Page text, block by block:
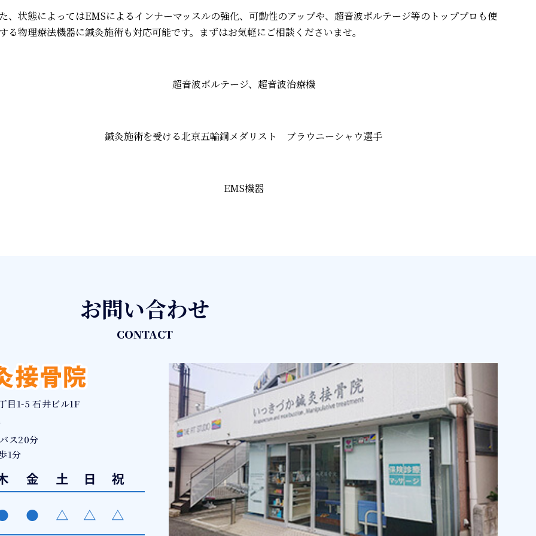
、状態によってはEMSによるインナーマッスルの強化、可動性のアップや、超音波ボルテージ等のトッププロも使
る物理療法機器に鍼灸施術も対応可能です。 まずはお気軽にご相談くださいませ。
超音波ボルテージ、超音波治療機
鍼灸施術を受ける北京五輪銅メダリスト ブラウニーシャウ選手
EMS機器
お問い合わせ
CONTACT
目1-5 石井ビル1F
ス20分
1分